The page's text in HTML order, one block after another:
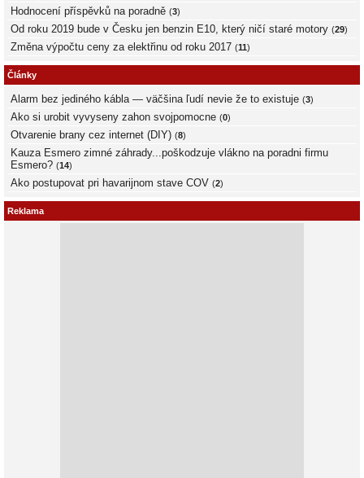
Hodnocení příspěvků na poradně (3)
Od roku 2019 bude v Česku jen benzin E10, který ničí staré motory (29)
Změna výpočtu ceny za elektřinu od roku 2017 (11)
Články
Alarm bez jediného kábla — väčšina ľudí nevie že to existuje (3)
Ako si urobit vyvyseny zahon svojpomocne (0)
Otvarenie brany cez internet (DIY) (8)
Kauza Esmero zimné záhrady...poškodzuje vlákno na poradni firmu
Esmero? (14)
Ako postupovat pri havarijnom stave COV (2)
Reklama